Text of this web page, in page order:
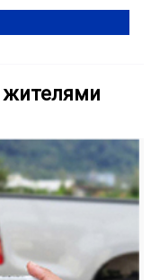
жителями